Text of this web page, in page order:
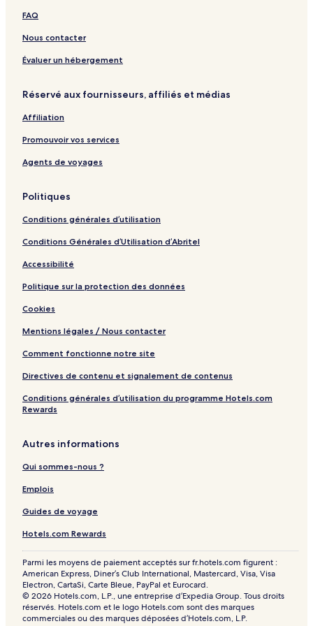
o
l
V
l
H
t
e
l
b
r
P
a
n
w
H
i
n
e
l
h
R
e
o
o
r
t
S
FAQ
Nous contacter
Évaluer un hébergement
Réservé aux fournisseurs, affiliés et médias
Affiliation
Promouvoir vos services
Agents de voyages
Politiques
Conditions générales d’utilisation
Conditions Générales d’Utilisation d’Abritel
Accessibilité
Politique sur la protection des données
Cookies
Mentions légales / Nous contacter
Comment fonctionne notre site
Directives de contenu et signalement de contenus
Conditions générales d’utilisation du programme Hotels.com
Rewards
Autres informations
Qui sommes-nous ?
Emplois
Guides de voyage
Hotels.com Rewards
Parmi les moyens de paiement acceptés sur fr.hotels.com figurent :
American Express, Diner’s Club International, Mastercard, Visa, Visa
Electron, CartaSi, Carte Bleue, PayPal et Eurocard.
© 2026 Hotels.com, L.P., une entreprise d’Expedia Group. Tous droits
réservés. Hotels.com et le logo Hotels.com sont des marques
commerciales ou des marques déposées d’Hotels.com, L.P.